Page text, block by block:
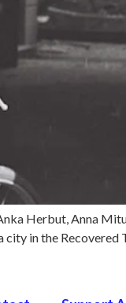
Herbut, Anna
in the Recovered